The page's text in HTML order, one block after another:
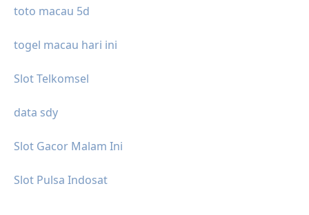
toto macau 5d
togel macau hari ini
Slot Telkomsel
data sdy
Slot Gacor Malam Ini
Slot Pulsa Indosat